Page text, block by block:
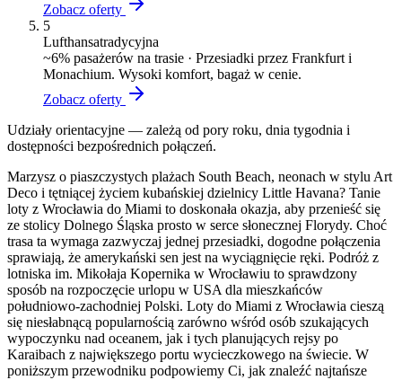
Zobacz oferty
5
Lufthansatradycyjna
~6% pasażerów na trasie · Przesiadki przez Frankfurt i
Monachium. Wysoki komfort, bagaż w cenie.
Zobacz oferty
Udziały orientacyjne — zależą od pory roku, dnia tygodnia i
dostępności bezpośrednich połączeń.
Marzysz o piaszczystych plażach South Beach, neonach w stylu Art
Deco i tętniącej życiem kubańskiej dzielnicy Little Havana? Tanie
loty z Wrocławia do Miami to doskonała okazja, aby przenieść się
ze stolicy Dolnego Śląska prosto w serce słonecznej Florydy. Choć
trasa ta wymaga zazwyczaj jednej przesiadki, dogodne połączenia
sprawiają, że amerykański sen jest na wyciągnięcie ręki. Podróż z
lotniska im. Mikołaja Kopernika w Wrocławiu to sprawdzony
sposób na rozpoczęcie urlopu w USA dla mieszkańców
południowo-zachodniej Polski. Loty do Miami z Wrocławia cieszą
się niesłabnącą popularnością zarówno wśród osób szukających
wypoczynku nad oceanem, jak i tych planujących rejsy po
Karaibach z największego portu wycieczkowego na świecie. W
poniższym przewodniku podpowiemy Ci, jak znaleźć najtańsze